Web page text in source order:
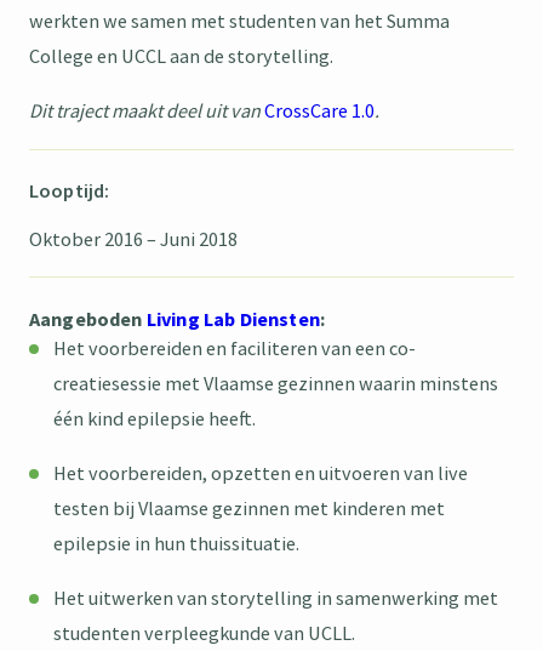
werkten we samen met studenten van het Summa
College en UCCL aan de storytelling.
Dit traject maakt deel uit vanCrossCare 1.0.
Looptijd:
Oktober 2016 – Juni 2018
Aangeboden Living Lab Diensten:
Het voorbereiden en faciliteren van een co-
creatiesessie met Vlaamse gezinnen waarin minstens
één kind epilepsie heeft.
Het voorbereiden, opzetten en uitvoeren van live
testen bij Vlaamse gezinnen met kinderen met
epilepsie in hun thuissituatie.
Het uitwerken van storytelling in samenwerking met
studenten verpleegkunde van UCLL.